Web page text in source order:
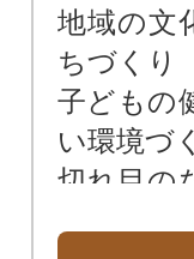
地域の文
ちづくり
子どもの
い環境づ
切れ目の